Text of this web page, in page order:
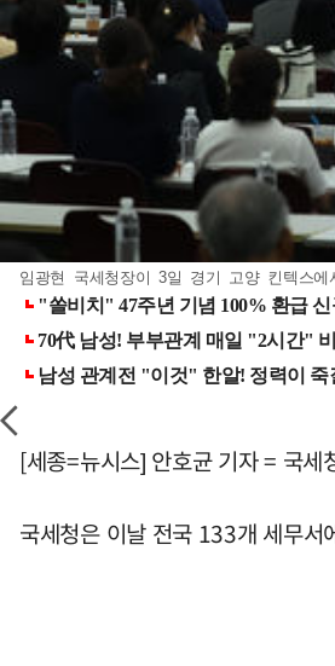
임광현 국세청장이 3일 경기 고양 킨텍스
[세종=뉴시스] 안호균 기자 = 국
국세청은 이날 전국 133개 세무서